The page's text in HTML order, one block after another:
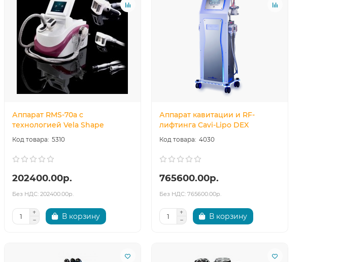
Аппарат RMS-70a с
технологией Vela Shape
5310
202400.00р.
Без НДС: 202400.00р.
В корзину
Аппарат кавитации и RF-
лифтинга Cavi-Lipo DEX
4030
765600.00р.
Без НДС: 765600.00р.
В корзину